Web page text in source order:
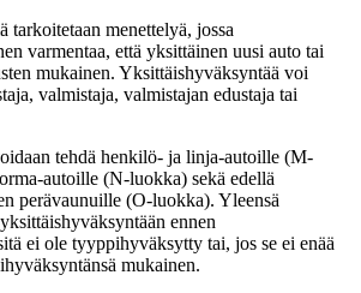
tarkoitetaan menettelyä, jossa
varmentaa, että yksittäinen uusi auto tai
mukainen. Yksittäishyväksyntää voi
valmistaja, valmistajan edustaja tai
tehdä henkilö- ja linja-autoille (M-
autoille (N-luokka) sekä edellä
perävaunuille (O-luokka). Yleensä
ennen
ei ole tyyppihyväksytty tai, jos se ei enää
mukainen.